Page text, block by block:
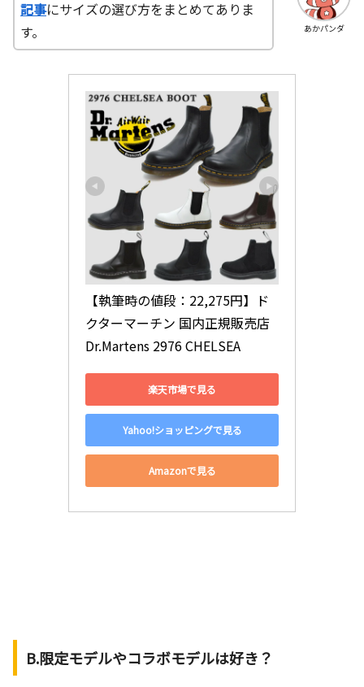
あかパンダ
記事にサイズの選び方をまとめてありま
す。
【執筆時の値段：22,275円】ド
クターマーチン 国内正規販売店
Dr.Martens 2976 CHELSEA
楽天市場で見る
Yahoo!ショッピングで見る
Amazonで見る
B.限定モデルやコラボモデルは好き？